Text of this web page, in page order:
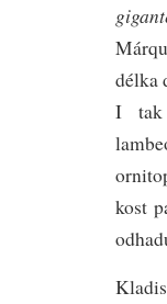
délka
I
kost